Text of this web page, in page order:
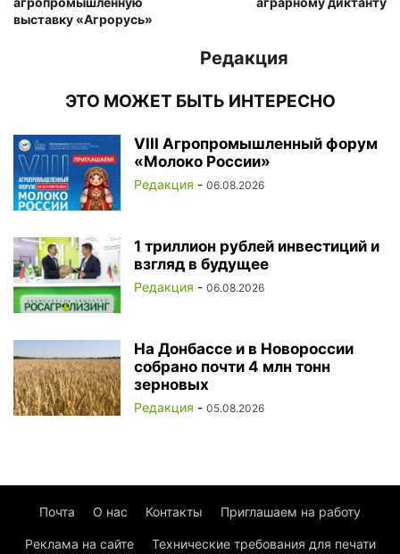
выставку «Агрорусь»
Редакция
ЭТО МОЖЕТ БЫТЬ ИНТЕРЕСНО
VIII Агропромышленный форум
«Молоко России»
Редакция - 06.08.2026
1 триллион рублей инвестиций и
взгляд в будущее
Редакция - 06.08.2026
На Донбассе и в Новороссии
собрано почти 4 млн тонн
зерновых
Редакция - 05.08.2026
Почта О нас Контакты Приглашаем на работу
Реклама на сайте Технические требования для печати